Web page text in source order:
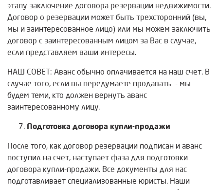
этапу заключение договора резервации недвижимости.
Договор о резервации может быть трехсторонний (вы,
мы и заинтересованное лицо) или мы можем заключить
договор с заинтересованным лицом за Вас в случае,
если представляем ваши интересы.
НАШ СОВЕТ: Аванс обычно оплачивается на наш счет. В
случае того, если вы передумаете продавать - мы
будем теми, кто должен вернуть аванс
заинтересованному лицу.
Подготовка договора купли-продажи
После того, как договор резервации подписан и аванс
поступил на счет, наступает фаза для подготовки
договора купли-продажи. Все документы для нас
подготавливает специализованные юристы. Наши